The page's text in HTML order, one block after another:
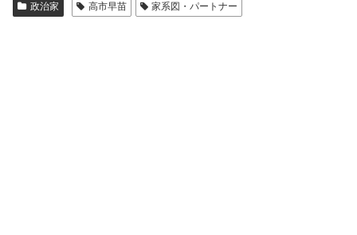
政治家 高市早苗 家系図・パートナー